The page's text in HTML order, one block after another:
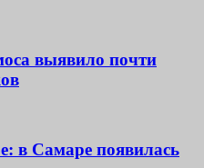
выявило почти
в Самаре появилась